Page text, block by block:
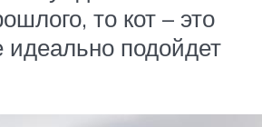
то кот – это
идеально подойдет